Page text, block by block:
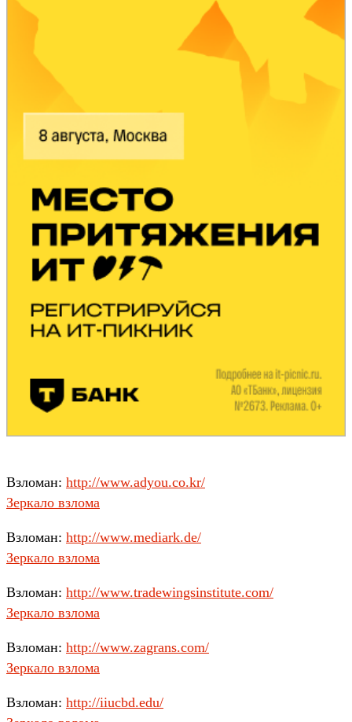
Взломан: http://www.adyou.co.kr/
Зеркало взлома
Взломан: http://www.mediark.de/
Зеркало взлома
Взломан: http://www.tradewingsinstitute.com/
Зеркало взлома
Взломан: http://www.zagrans.com/
Зеркало взлома
Взломан: http://iiucbd.edu/